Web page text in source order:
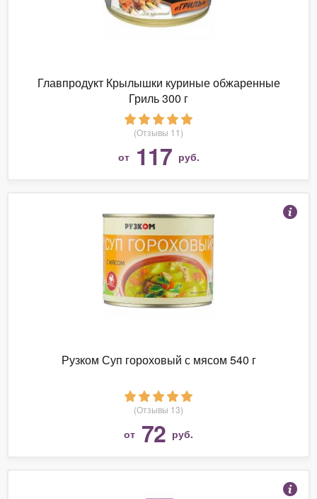
Главпродукт Крылышки куриные обжаренные
Гриль 300 г
(Отзывы 11)
от 117 руб.
Рузком Суп гороховый с мясом 540 г
(Отзывы 13)
от 72 руб.